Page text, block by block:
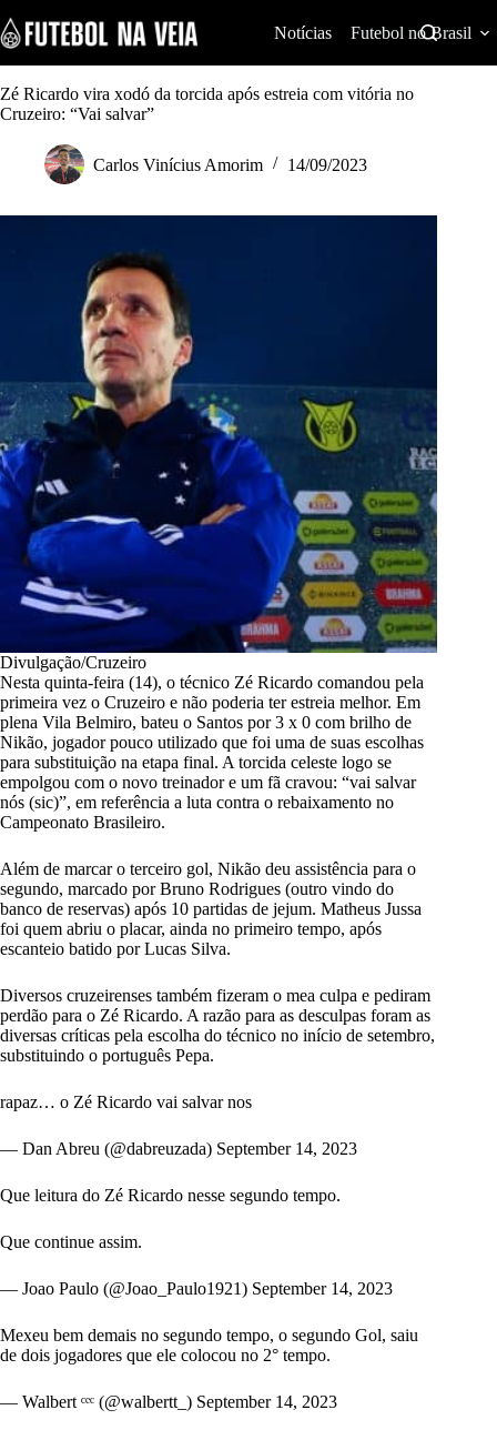
k
i
p
t
o
Notícias Futebol no Brasil
Zé Ricardo vira xodó da torcida após estreia com vitória no
Cruzeiro: “Vai salvar”
Carlos Vinícius Amorim 14/09/2023
Divulgação/Cruzeiro
Nesta quinta-feira (14), o técnico Zé Ricardo comandou pela
primeira vez o Cruzeiro e não poderia ter estreia melhor. Em
plena Vila Belmiro, bateu o Santos por 3 x 0 com brilho de
Nikão, jogador pouco utilizado que foi uma de suas escolhas
para substituição na etapa final. A torcida celeste logo se
empolgou com o novo treinador e um fã cravou: “vai salvar
nós (sic)”, em referência a luta contra o rebaixamento no
Campeonato Brasileiro.
Além de marcar o terceiro gol, Nikão deu assistência para o
segundo, marcado por Bruno Rodrigues (outro vindo do
banco de reservas) após 10 partidas de jejum. Matheus Jussa
foi quem abriu o placar, ainda no primeiro tempo, após
escanteio batido por Lucas Silva.
Diversos cruzeirenses também fizeram o mea culpa e pediram
perdão para o Zé Ricardo. A razão para as desculpas foram as
diversas críticas pela escolha do técnico no início de setembro,
substituindo o português Pepa.
rapaz… o Zé Ricardo vai salvar nos
— Dan Abreu (@dabreuzada) September 14, 2023
Que leitura do Zé Ricardo nesse segundo tempo.
Que continue assim.
— Joao Paulo (@Joao_Paulo1921) September 14, 2023
Mexeu bem demais no segundo tempo, o segundo Gol, saiu
de dois jogadores que ele colocou no 2° tempo.
— Walbert ᶜᵉᶜ (@walbertt_) September 14, 2023